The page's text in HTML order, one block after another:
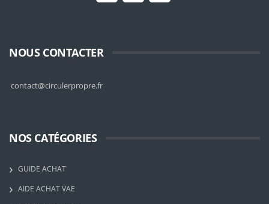
NOUS CONTACTER
contact@circulerpropre.fr
NOS CATÉGORIES
GUIDE ACHAT
AIDE ACHAT VAE